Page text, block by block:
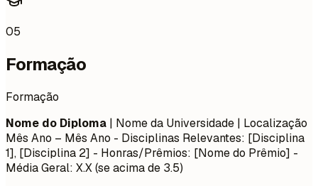
05
Formação
Formação
Nome do Diploma | Nome da Universidade | Localização
Mês Ano – Mês Ano - Disciplinas Relevantes: [Disciplina
1], [Disciplina 2] - Honras/Prêmios: [Nome do Prêmio] -
Média Geral: X.X (se acima de 3.5)